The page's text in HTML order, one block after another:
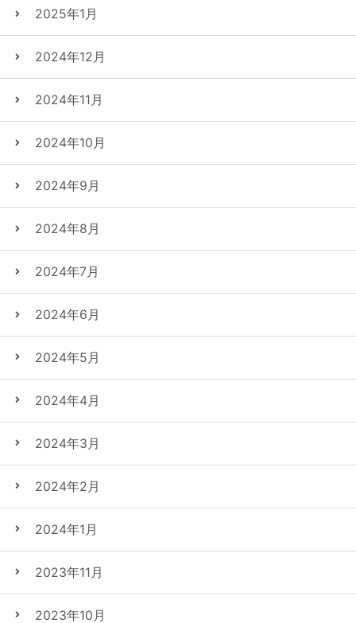
2025年1月
2024年12月
2024年11月
2024年10月
2024年9月
2024年8月
2024年7月
2024年6月
2024年5月
2024年4月
2024年3月
2024年2月
2024年1月
2023年11月
2023年10月